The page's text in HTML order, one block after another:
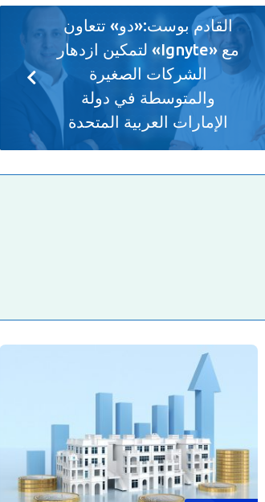
القادم بوست:«دو» تتعاون
مع «Ignyte» لتمكين ازدهار
الشركات الصغيرة
والمتوسطة في دولة
الإمارات العربية المتحدة